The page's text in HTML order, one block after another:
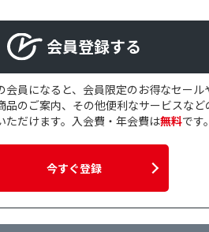
会員登録する
会員になると、会員限定のお得なセール
品のご案内、その他便利なサービスなど
ただけます。入会費・年会費は無料です。
今すぐ登録